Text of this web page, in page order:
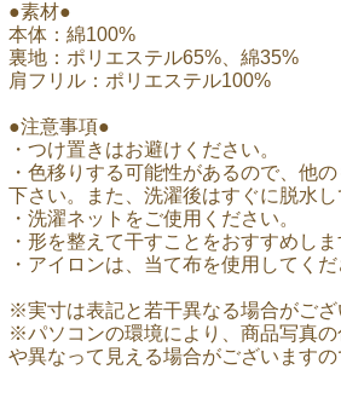
●素材●
本体：綿100%
裏地：ポリエステル65%、綿35%
肩フリル：ポリエステル100%
●注意事項●
・つけ置きはお避けください。
・色移りする可能性があるので、他
下さい。また、洗濯後はすぐに脱水し
・洗濯ネットをご使用ください。
・形を整えて干すことをおすすめしま
・アイロンは、当て布を使用してくだ
※実寸は表記と若干異なる場合がござ
※パソコンの環境により、商品写真
や異なって見える場合がございますの